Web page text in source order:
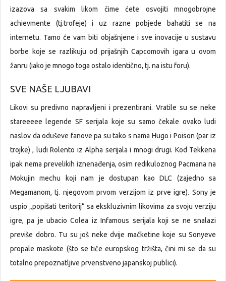
izazova sa svakim likom čime ćete osvojiti mnogobrojne
achievmente (tj.trofeje) i uz razne pobjede bahatiti se na
internetu. Tamo će vam biti objašnjene i sve inovacije u sustavu
borbe koje se razlikuju od prijašnjih Capcomovih igara u ovom
žanru (iako je mnogo toga ostalo identično, tj. na istu foru).
SVE NAŠE LJUBAVI
Likovi su predivno napravljeni i prezentirani. Vratile su se neke
stareeeee legende SF serijala koje su samo čekale ovako ludi
naslov da oduševe fanove pa su tako s nama Hugo i Poison (par iz
trojke) , ludi Rolento iz Alpha serijala i mnogi drugi. Kod Tekkena
ipak nema prevelikih iznenađenja, osim redikuloznog Pacmana na
Mokujin mechu koji nam je dostupan kao DLC (zajedno sa
Megamanom, tj. njegovom prvom verzijom iz prve igre). Sony je
uspio „popišati teritorij“ sa ekskluzivnim likovima za svoju verziju
igre, pa je ubacio Colea iz Infamous serijala koji se ne snalazi
previše dobro. Tu su još neke dvije mačketine koje su Sonyeve
propale maskote (što se tiče europskog tržišta, čini mi se da su
totalno prepoznatljive prvenstveno japanskoj publici).